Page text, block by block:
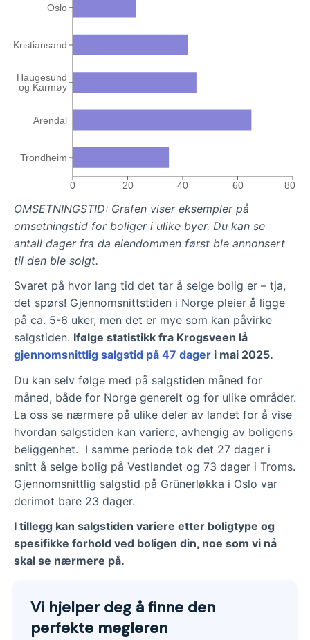
0 20 40 60 80
Oslo
Kristiansand
Haugesund
og Karmøy
Arendal
Trondheim
OMSETNINGSTID: Grafen viser eksempler på
omsetningstid for boliger i ulike byer. Du kan se
antall dager fra da eiendommen først ble annonsert
til den ble solgt.
Svaret på hvor lang tid det tar å selge bolig er – tja,
det spørs! Gjennomsnittstiden i Norge pleier å ligge
på ca. 5-6 uker, men det er mye som kan påvirke
salgstiden. Ifølge statistikk fra Krogsveen lå
gjennomsnittlig salgstid på 47 dager i mai 2025.
Du kan selv følge med på salgstiden måned for
måned, både for Norge generelt og for ulike områder.
La oss se nærmere på ulike deler av landet for å vise
hvordan salgstiden kan variere, avhengig av boligens
beliggenhet. I samme periode tok det 27 dager i
snitt å selge bolig på Vestlandet og 73 dager i Troms.
Gjennomsnittlig salgstid på Grünerløkka i Oslo var
derimot bare 23 dager.
I tillegg kan salgstiden variere etter boligtype og
spesifikke forhold ved boligen din, noe som vi nå
skal se nærmere på.
Vi hjelper deg å finne den
perfekte megleren